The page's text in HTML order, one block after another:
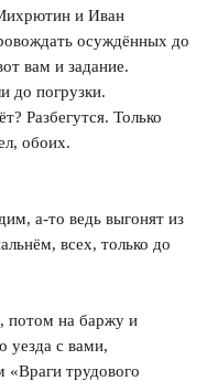
и Иван
осуждённых до
вам и задание.
погрузки.
Разбегутся. Только
обоих.
а-то ведь выгонят из
всех, только до
на баржу и
уезда с вами,
«Враги трудового